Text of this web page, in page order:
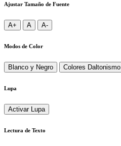
Ajustar Tamaño de Fuente
A+ A A-
Modos de Color
Blanco y Negro Colores Daltonismo
Lupa
Activar Lupa
Lectura de Texto